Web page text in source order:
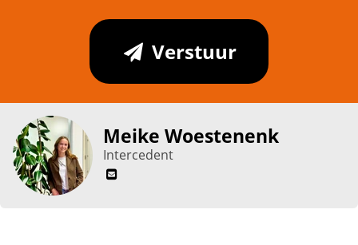
Meike Woestenenk
Intercedent
Verstuur